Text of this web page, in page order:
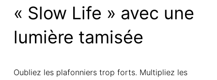
« Slow Life » avec une
lumière tamisée
Oubliez les plafonniers trop forts. Multipliez les